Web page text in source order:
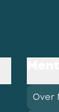
Over